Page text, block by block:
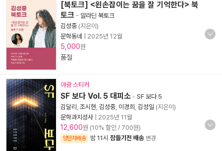
[북토크] <왼손잡이는 꿈을 잘 기억한다> 북
토크 - 알라딘 북토크
김성중 (지은이)
문학동네
2025년 12월
5,000원
품절
야광 스티커
SF 보다 Vol. 5 대피소 - SF 보다 5
김달리 조시현 김성중 이경희 김성일 (지은이)
문학과지성사
2025년 11월
12,600원 (10% 할인 / 700원)
양탄자배송 밤 11시 잠들기전 배송 변경